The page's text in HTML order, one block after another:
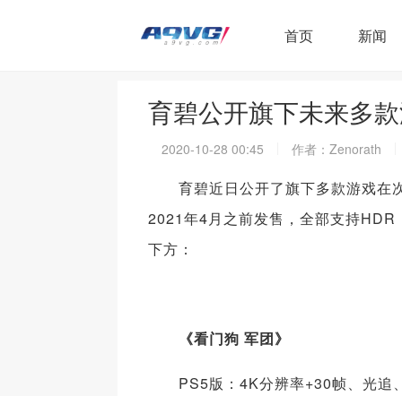
首页 新闻
育碧公开旗下未来多
2020-10-28 00:45 作者：Zenorath
育碧近日公开了旗下多款游戏在
2021年4月之前发售，全部支持
下方：
《看门狗 军团》
PS5版：4K分辨率+30帧、光追